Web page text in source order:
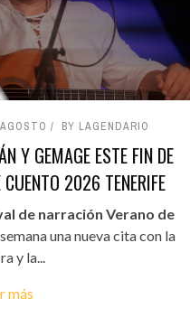
BY LAGENDARIO
Y GEMAGE ESTE FIN DE
2026 TENERIFE
de narración Verano de
una nueva cita con la
y la...
más